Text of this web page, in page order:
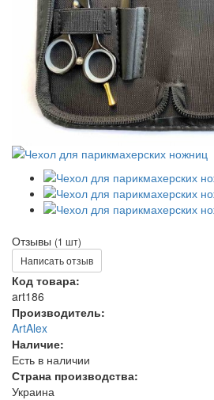
Отзывы (1 шт)
Написать отзыв
Код товара:
art186
Производитель:
ArtAlex
Наличие:
Есть в наличии
Страна производства:
Украина